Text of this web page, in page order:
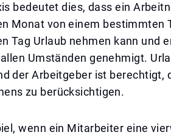
bedeutet dies, dass ein
Monat von einem bestimmten
Tag Urlaub nehmen kann und
Umständen genehmigt.
der Arbeitgeber ist berechtigt,
zu berücksichtigen.
wenn ein Mitarbeiter eine